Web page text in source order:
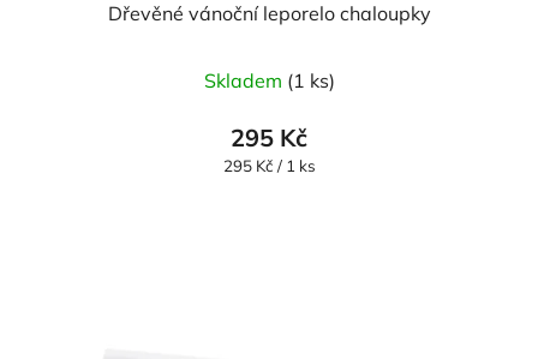
Dřevěné vánoční leporelo chaloupky
Skladem (1 ks)
295 Kč
Měrná
295 Kč / 1 ks